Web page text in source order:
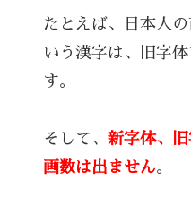
たとえば、日本人
いう漢字は、旧字
す。
そして、 新字体、
画数は出ません。